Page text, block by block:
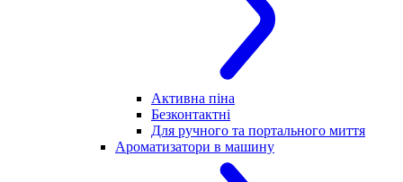
Активна піна
Безконтактні
Для ручного та портального миття
Ароматизатори в машину